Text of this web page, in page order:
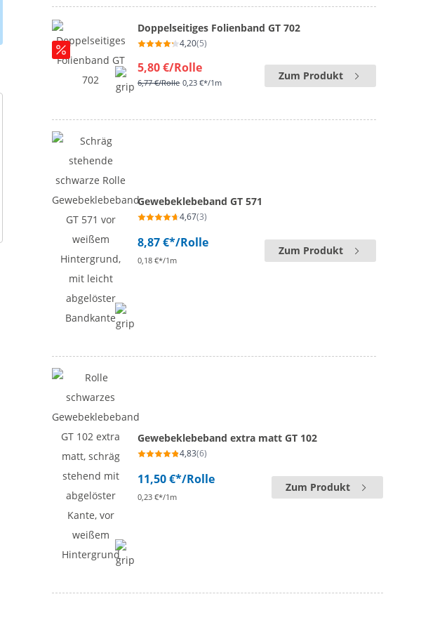
Doppelseitiges Folienband GT 702
4,20(5)
5,80 €/Rolle
6,77 €/Rolle 0,23 €*/1m
Zum Produkt
Gewebeklebeband GT 571
4,67(3)
8,87 €*/Rolle
0,18 €*/1m
Zum Produkt
Gewebeklebeband extra matt GT 102
4,83(6)
11,50 €*/Rolle
0,23 €*/1m
Zum Produkt